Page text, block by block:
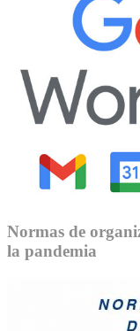
Normas de
la pandemia